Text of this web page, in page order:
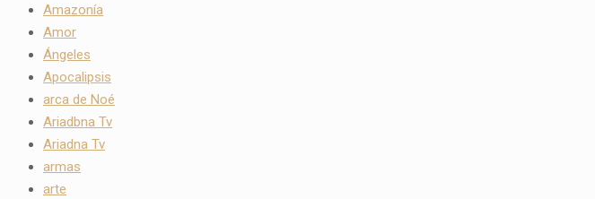
Amazonía
Amor
Ángeles
Apocalipsis
arca de Noé
Ariadbna Tv
Ariadna Tv
armas
arte